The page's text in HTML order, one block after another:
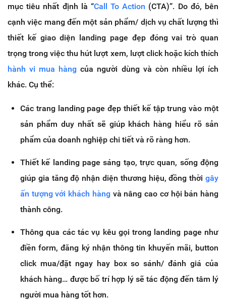
mục tiêu nhất định là “Call To Action (CTA)”. Do đó, bên
cạnh việc mang đến một sản phẩm/ dịch vụ chất lượng thì
thiết kế giao diện landing page đẹp đóng vai trò quan
trọng trong việc thu hút lượt xem, lượt click hoặc kích thích
hành vi mua hàng của người dùng và còn nhiều lợi ích
khác. Cụ thể:
Các trang landing page đẹp thiết kế tập trung vào một
sản phẩm duy nhất sẽ giúp khách hàng hiểu rõ sản
phẩm của doanh nghiệp chi tiết và rõ ràng hơn.
Thiết kế landing page sáng tạo, trực quan, sống động
giúp gia tăng độ nhận diện thương hiệu, đồng thời gây
ấn tượng với khách hàng và nâng cao cơ hội bán hàng
thành công.
Thông qua các tác vụ kêu gọi trong landing page như
điền form, đăng ký nhận thông tin khuyến mãi, button
click mua/đặt ngay hay box so sánh/ đánh giá của
khách hàng… được bố trí hợp lý sẽ tác động đến tâm lý
người mua hàng tốt hơn.